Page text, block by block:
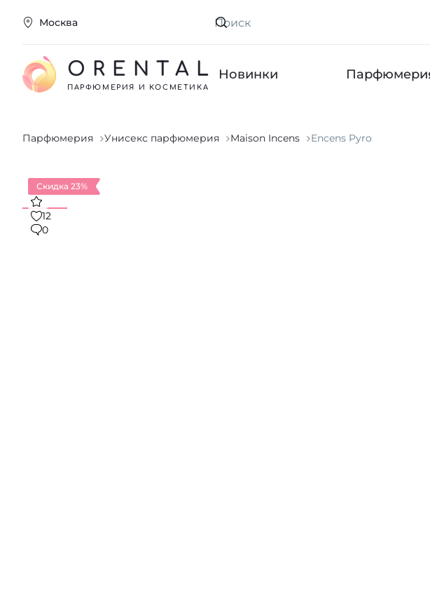
Москва Искать
ORENTAL
ПАРФЮМЕРИЯ И КОСМЕТИКА
Новинки
Парфюмерия Унисекс парфюмерия Maison Incens Encens Pyro
Скидка 23%
12
0